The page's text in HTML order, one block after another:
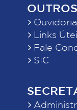
Ouvidoria
Links
Fale
SIC